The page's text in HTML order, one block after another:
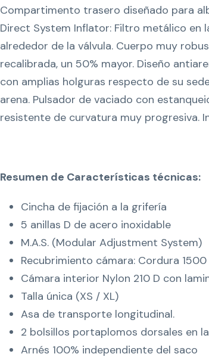
Compartimento trasero diseñado para
Direct System Inflator: Filtro metálico en
alrededor de la válvula. Cuerpo muy
recalibrada, un 50% mayor. Diseño
con amplias holguras respecto de su
arena. Pulsador de vaciado con
resistente de curvatura muy progresiva.
Resumen de Características técnicas:
Cincha de fijación a la grifería
5 anillas D de acero inoxidable
M.A.S. (Modular Adjustment System)
Recubrimiento cámara: Cordura 1500
Cámara interior Nylon 210 D con
Talla única (XS / XL)
Asa de transporte longitudinal.
2 bolsillos portaplomos dorsales en
Arnés 100% independiente del saco